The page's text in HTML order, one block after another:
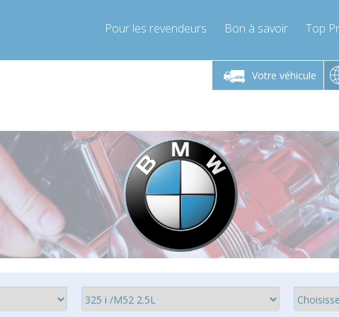
Pour les revendeurs Bon à savoir Top
Votre véhicule
Vendredi 9h-17h Lundi-Vendredi 9h-17h
info@compressor-express.fr
Lundi-